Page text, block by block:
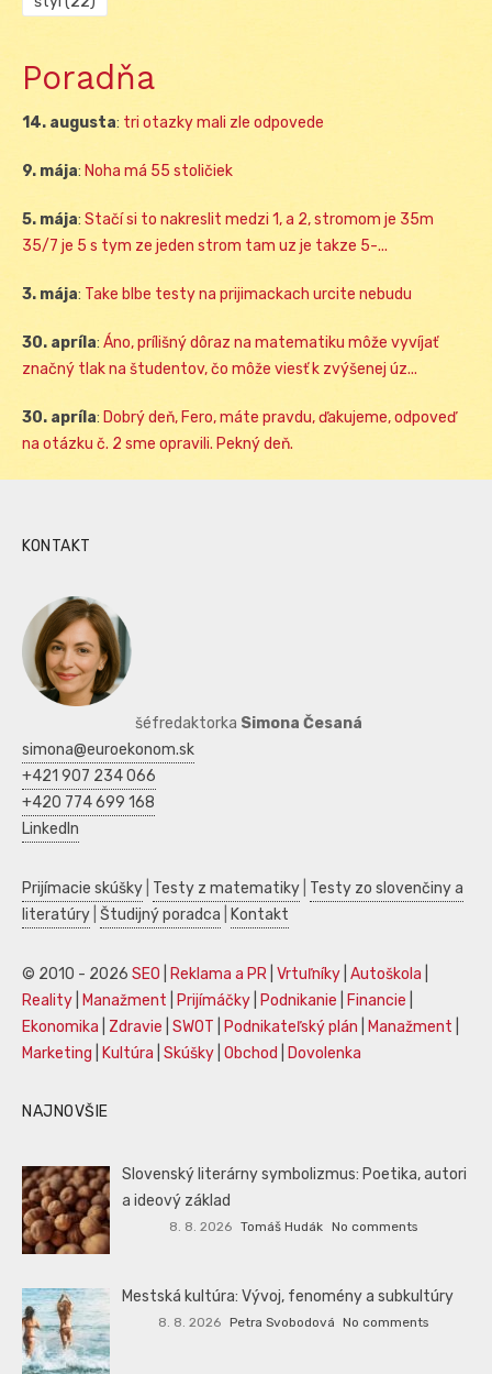
Poradňa
14. augusta: tri otazky mali zle odpovede
9. mája: Noha má 55 stoličiek
5. mája: Stačí si to nakreslit medzi 1, a 2, stromom je 35m
35/7 je 5 s tym ze jeden strom tam uz je takze 5-...
3. mája: Take blbe testy na prijimackach urcite nebudu
30. apríla: Áno, prílišný dôraz na matematiku môže vyvíjať
značný tlak na študentov, čo môže viesť k zvýšenej úz...
30. apríla: Dobrý deň, Fero, máte pravdu, ďakujeme, odpoveď
na otázku č. 2 sme opravili. Pekný deň.
KONTAKT
šéfredaktorka Simona Česaná
simona@euroekonom.sk
+421 907 234 066
+420 774 699 168
LinkedIn
Prijímacie skúšky Testy z matematiky Testy zo slovenčiny a
literatúry Študijný poradca Kontakt
© 2010 - 2026 SEO Reklama a PR Vrtuľníky Autoškola
Reality
Manažment Prijímáčky Podnikanie Financie
Ekonomika
Zdravie SWOT Podnikateľský plán Manažment
Marketing
Kultúra Skúšky Obchod Dovolenka
NAJNOVŠIE
Slovenský literárny symbolizmus: Poetika, autori
a ideový základ
8. 8. 2026 Tomáš Hudák No comments
Mestská kultúra: Vývoj, fenomény a subkultúry
8. 8. 2026 Petra Svobodová No comments